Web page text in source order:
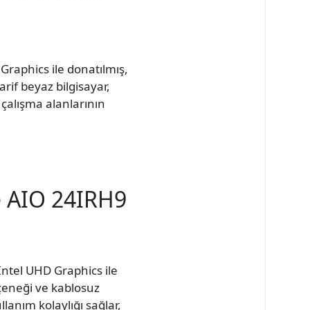
ile donatılmış,
beyaz bilgisayar,
alanlarının
24IRH9
UHD Graphics ile
ve kablosuz
kolaylığı sağlar,